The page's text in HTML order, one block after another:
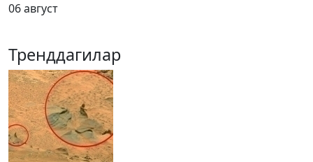
06 август
Тренддагилар